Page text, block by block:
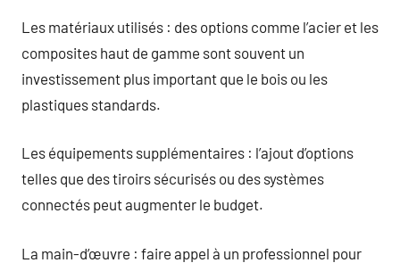
Les matériaux utilisés : des options comme l’acier et les
composites haut de gamme sont souvent un
investissement plus important que le bois ou les
plastiques standards.
Les équipements supplémentaires : l’ajout d’options
telles que des tiroirs sécurisés ou des systèmes
connectés peut augmenter le budget.
La main-d’œuvre : faire appel à un professionnel pour